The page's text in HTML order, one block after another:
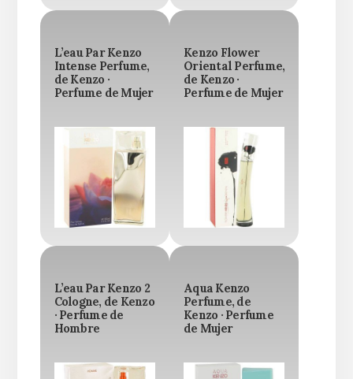
L’eau Par Kenzo
Intense Perfume,
de Kenzo ·
Perfume de Mujer
Kenzo Flower
Oriental Perfume,
de Kenzo ·
Perfume de Mujer
L’eau Par Kenzo 2
Cologne, de Kenzo
· Perfume de
Hombre
Aqua Kenzo
Perfume, de
Kenzo · Perfume
de Mujer